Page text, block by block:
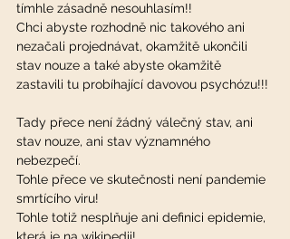
tímhle zásadně nesouhlasím!!
Chci abyste rozhodně nic takového ani
nezačali projednávat, okamžitě ukončili
stav nouze a také abyste okamžitě
zastavili tu probíhající davovou psychózu!!!
Tady přece není žádný válečný stav, ani
stav nouze, ani stav významného
nebezpečí.
Tohle přece ve skutečnosti není pandemie
smrtícího viru!
Tohle totiž nesplňuje ani definici epidemie,